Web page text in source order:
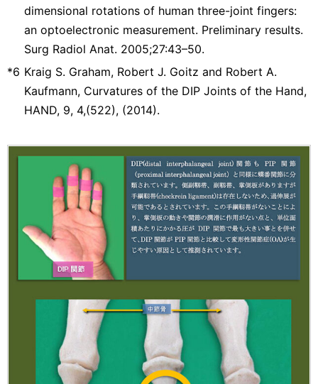
dimensional rotations of human three-joint fingers:
an optoelectronic measurement. Preliminary results.
Surg Radiol Anat. 2005;27:43–50.
*6 Kraig S. Graham, Robert J. Goitz and Robert A.
Kaufmann, Curvatures of the DIP Joints of the Hand,
HAND, 9, 4,(522), (2014).